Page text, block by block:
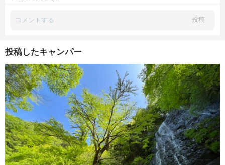
投稿
投稿したキャンパー